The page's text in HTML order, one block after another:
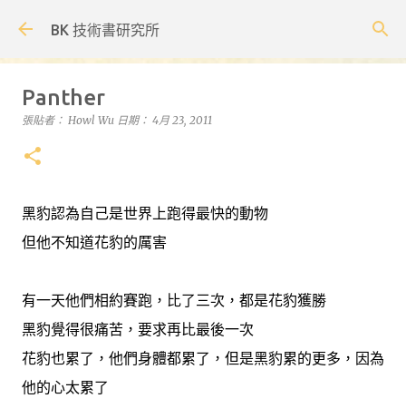
BK 技術書研究所
Panther
張貼者： Howl Wu 日期： 4月 23, 2011
黑豹認為自己是世界上跑得最快的動物
但他不知道花豹的厲害
有一天他們相約賽跑，比了三次，都是花豹獲勝
黑豹覺得很痛苦，要求再比最後一次
花豹也累了，他們身體都累了，但是黑豹累的更多，因為
他的心太累了